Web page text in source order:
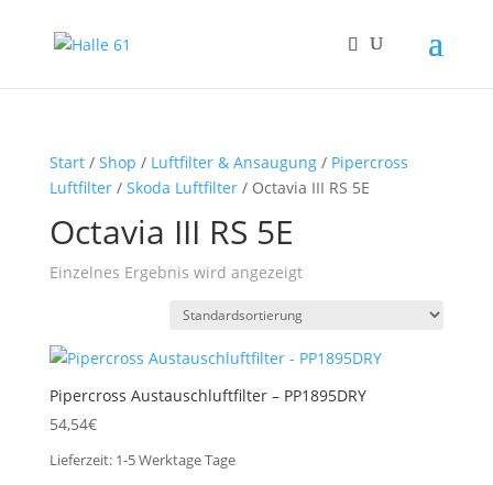
Start/ Shop / Luftfilter & Ansaugung/ Pipercross
Luftfilter/ Skoda Luftfilter/ Octavia III RS 5E
Octavia III RS 5E
Einzelnes Ergebnis wird angezeigt
Pipercross Austauschluftfilter – PP1895DRY
54,54€
Lieferzeit: 1-5 WerktageTage